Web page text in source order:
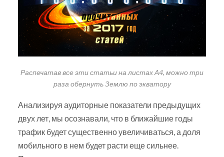
Распечатав все эти статьи на листах А4, можно три
раза обернуть Землю по экватору
Анализируя аудиторные показатели предыдущих
двух лет, мы осознавали, что в ближайшие годы
трафик будет существенно увеличиваться, а доля
мобильного в нем будет расти еще сильнее.